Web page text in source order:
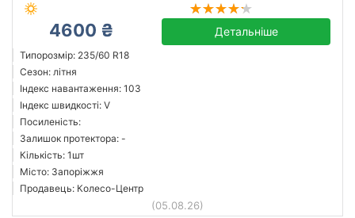
4600 ₴ Детальніше
Типорозмір: 235/60 R18
Сезон: літня
Індекс навантаження: 103
Індекс швидкості: V
Посиленість:
Залишок протектора: -
Кількість: 1шт
Місто: Запоріжжя
Продавець: Колесо-Центр
(05.08.26)